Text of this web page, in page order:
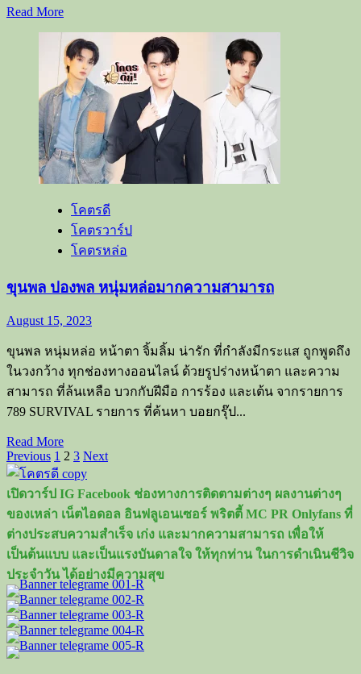
Read MoreRead
about
มาร์ค
กฤษณ์
หนุ่ม
หน้าตา
ดี
มี
เสน่ห์
เสียง
ร้อง
โคตรดี
โคตรวาร์ป
โคตรหล่อ
ขุนพล ปองพล หนุ่มหล่อมากความสามารถ
August 15, 2023
ขุนพล หนุ่มหล่อ หน้าตา จิ้มลิ้ม น่ารัก ที่กำลังมีกระแส ถูกพูดถึง
ในวงกว้าง ทุกช่องทางออนไลน์ ด้วยรูปร่างหน้าตา และความ
สามารถ ที่ล้นเหลือ บวกกับฝีมือ การร้อง และเต้น จากรายการ
789 SURVIVAL รายการ ที่ค้นหา บอยกรุ๊ป...
Read MoreRead
more
about
ขุนพล
ปอง
พล
หนุ่ม
หล่อ
มาก
ความ
สามารถ
Posts
pagination
Previous 1 2 3 Next
เปิดวาร์ป IG Facebook ช่องทางการติดตามต่างๆ ผลงานต่างๆ
ของเหล่า เน็ตไอดอล อินฟลูเอนเซอร์ พริตตี้ MC PR Onlyfans ที่
ต่างประสบความสำเร็จ เก่ง และมากความสามารถ เพื่อให้
เป็นต้นแบบ และเป็นแรงบันดาลใจ ให้ทุกท่าน ในการดำเนินชีวิจ
ประจำวัน ได้อย่างมีความสุข